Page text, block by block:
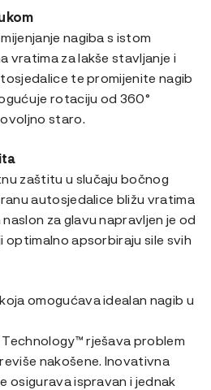
nagiba s istom
vratima za lakše stavljanje i
te promijenite nagib
rotaciju od 360°
staro.
zaštitu u slučaju bočnog
autosjedalice bližu vratima
za glavu napravljen je od
optimalno apsorbiraju sile svih
omogućava idealan nagib u
rješava problem
nakošene. Inovativna
osigurava ispravan i jednak